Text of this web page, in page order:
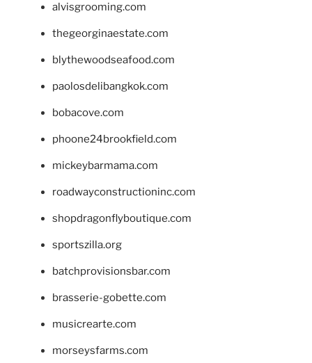
alvisgrooming.com
thegeorginaestate.com
blythewoodseafood.com
paolosdelibangkok.com
bobacove.com
phoone24brookfield.com
mickeybarmama.com
roadwayconstructioninc.com
shopdragonflyboutique.com
sportszilla.org
batchprovisionsbar.com
brasserie-gobette.com
musicrearte.com
morseysfarms.com